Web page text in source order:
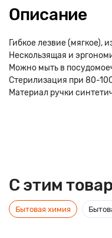
Описание
Гибкое лезвие (мягкое),
Нескользящая и
Можно мыть в
Стерилизация при 80-
Материал ручки
C этим
Бытовая химия